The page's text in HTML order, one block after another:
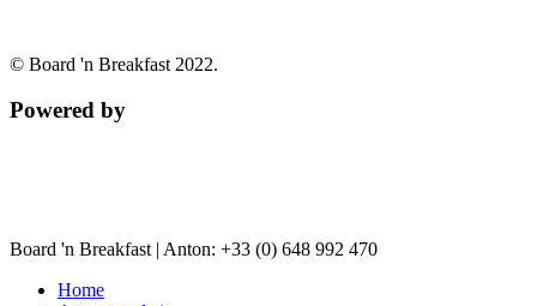
© Board 'n Breakfast 2022.
Powered by
Board 'n Breakfast | Anton: +33 (0) 648 992 470
Home